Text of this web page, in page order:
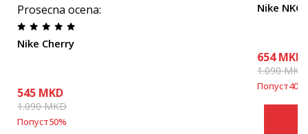
Prosecna ocena:
Nike Cherry
545 MKD
1.090MKD
Попуст50%
Nike NKG
654 MKD
1.090MKD
Попуст40